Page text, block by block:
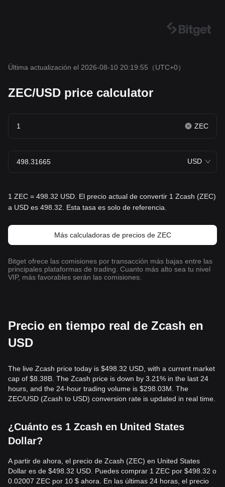
Última actualización el 2026-08-10 20:19:55 （UTC+0）
ZEC/USD price calculator
ZEC
USD
1 ZEC = 498.32 USD. El precio actual de convertir 1 Zcash (ZEC)
a USD es 498.32. Esta tasa es solo de referencia.
Más calculadoras de precios de ZEC
Bitget ofrece las comisiones por transacción más bajas entre las
principales plataformas de trading. Cuanto más alto sea tu nivel
VIP, más favorables serán las comisiones.
Precio en tiempo real de Zcash en
USD
The live Zcash price today is $498.32 USD, with a current market
cap of $8.38B. The Zcash price is down by 3.21% in the last 24
hours, and the 24-hour trading volume is $298.03M. The
ZEC/USD (Zcash to USD) conversion rate is updated in real time.
¿Cuánto es 1 Zcash en United States
Dollar?
A partir de ahora, el precio de Zcash (ZEC) en United States
Dollar es de $498.32 USD. Puedes comprar 1 ZEC por $498.32 o
0.02007 ZEC por 10 $ ahora. En las últimas 24 horas, el precio